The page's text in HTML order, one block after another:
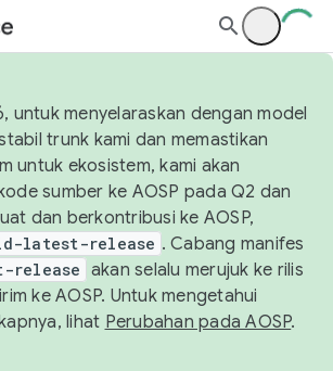
untuk menyelaraskan dengan model
trunk kami dan memastikan
untuk ekosistem, kami akan
sumber ke AOSP pada Q2 dan
dan berkontribusi ke AOSP,
latest-release . Cabang manifes
release akan selalu merujuk ke rilis
ke AOSP. Untuk mengetahui
lihat Perubahan pada AOSP.